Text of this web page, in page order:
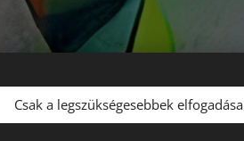
Csak a legszükségesebbek elfogadása